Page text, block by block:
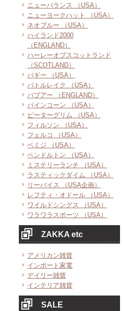
ニューバランス （USA）
ニューヨークハット （USA）
ネオブルー （USA）
ハイランド2000
（ENGLAND）
ハーレーオブスコットランド
（SCOTLAND）
バギー （USA）
バトルレイク （USA）
バブアー （ENGLAND）
パインコーン （USA）
ピーターグリム （USA）
フィルソン （USA）
フェルコ （USA）
ベミジ （USA）
ペンドルトン （USA）
ミステリーランチ （USA）
ラスティックダイム （USA）
リーバイス （USA企画）
レフティ・オドール （USA）
ワイルドシングス （USA）
ワラワラスポーツ （USA）
ZAKKA etc
アメリカン雑貨
インポート家電
デイリー雑貨
インテリア雑貨
SALE